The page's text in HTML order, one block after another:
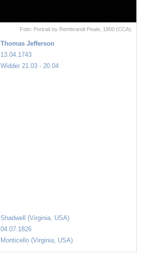
Foto: Portrait by Rembrandt Peale, 1800 (CCA).
Thomas Jefferson
13.04.1743
Widder 21.03 - 20.04
Shadwell (Virginia, USA)
04.07.1826
Monticello (Virginia, USA)